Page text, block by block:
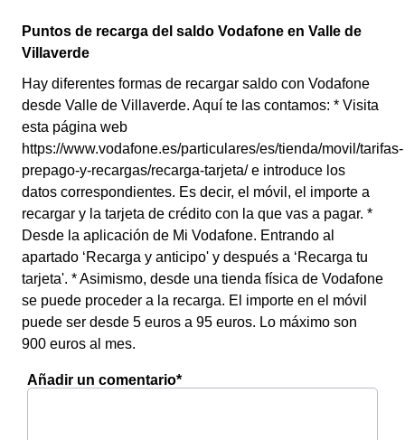
Puntos de recarga del saldo Vodafone en Valle de
Villaverde
Hay diferentes formas de recargar saldo con Vodafone
desde Valle de Villaverde. Aquí te las contamos: * Visita
esta página web
https://www.vodafone.es/particulares/es/tienda/movil/tarifas-
prepago-y-recargas/recarga-tarjeta/ e introduce los
datos correspondientes. Es decir, el móvil, el importe a
recargar y la tarjeta de crédito con la que vas a pagar. *
Desde la aplicación de Mi Vodafone. Entrando al
apartado ‘Recarga y anticipo' y después a ‘Recarga tu
tarjeta'. * Asimismo, desde una tienda física de Vodafone
se puede proceder a la recarga. El importe en el móvil
puede ser desde 5 euros a 95 euros. Lo máximo son
900 euros al mes.
Añadir un comentario*